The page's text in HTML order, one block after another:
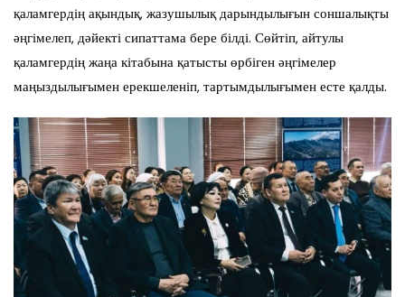
қаламгердің ақындық, жазушылық дарындылығын соншалықты
әңгімелеп, дәйекті сипаттама бере білді. Сөйтіп, айтулы
қаламгердің жаңа кітабына қатысты өрбіген әңгімелер
маңыздылығымен ерекшеленіп, тартымдылығымен есте қалды.